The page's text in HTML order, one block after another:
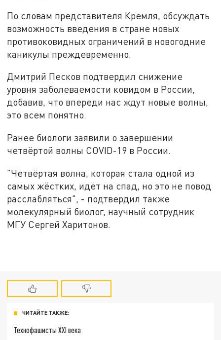
По словам представителя Кремля, обсуждать
возможность введения в стране новых
противоковидных ограничений в новогодние
каникулы преждевременно.
Дмитрий Песков подтвердил снижение
уровня заболеваемости ковидом в России,
добавив, что впереди нас ждут новые волны,
это всем понятно.
Ранее биологи заявили о завершении
четвёртой волны COVID-19 в России.
"Четвёртая волна, которая стала одной из
самых жёстких, идёт на спад, но это не повод
расслабляться", - подтвердил также
молекулярный биолог, научный сотрудник
МГУ Сергей Харитонов.
ЧИТАЙТЕ ТАКЖЕ:
Технофашисты XXI века